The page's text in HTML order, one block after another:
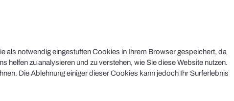
als notwendig eingestuften Cookies in Ihrem Browser gespeichert, da
zu analysieren und zu verstehen, wie Sie diese Website nutzen.
Die Ablehnung einiger dieser Cookies kann jedoch Ihr Surferlebnis